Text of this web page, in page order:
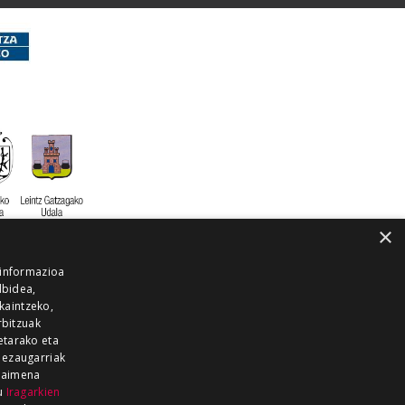
×
eta
Iragarkien